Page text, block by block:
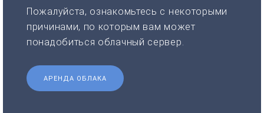
Пожалуйста, ознакомьтесь с некоторыми
причинами, по которым вам может
понадобиться облачный сервер.
АРЕНДА ОБЛАКА